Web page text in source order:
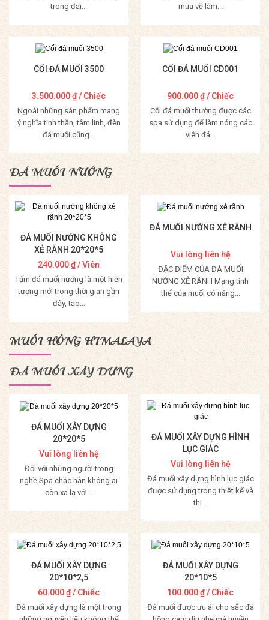
trong đại...
Mua Hàng
mua về làm...
Mua Hàng
CỐI ĐÁ MUỐI 3500
3.500.000₫/ Chiếc
Ngoài những sản phẩm mang
ý nghĩa tinh thần, tâm linh, đèn
đá muối cũng...
Mua Hàng
CỐI ĐÁ MUỐI CD001
900.000₫/ Chiếc
Cối đá muối thường được các
spa sử dụng để làm nóng các
viên đá...
Mua Hàng
ĐÁ MUỐI NƯỚNG
ĐÁ MUỐI NƯỚNG KHÔNG
XẺ RÃNH 20*20*5
240.000₫/ Viên
Tấm đá muối nướng là một hiện
tượng mới trong thời gian gần
đây, tạo...
Mua Hàng
ĐÁ MUỐI NƯỚNG XẺ RÃNH
Vui lòng liên hệ
ĐẶC ĐIỂM CỦA ĐÁ MUỐI
NƯỚNG XẺ RÃNH Mạng tinh
thể của muối có năng...
Mua Hàng
MUỐI HỒNG HIMALAYA
ĐÁ MUỐI XÂY DỰNG
ĐÁ MUỐI XÂY DỰNG
20*20*5
Vui lòng liên hệ
Đối với những người trong
nghề Spa chắc hẳn không ai
còn xa lạ với...
Mua Hàng
ĐÁ MUỐI XÂY DỰNG HÌNH
LỤC GIÁC
Vui lòng liên hệ
Đá muối xây dựng hình lục giác
được sử dụng trong thiết kế và
thi...
Mua Hàng
ĐÁ MUỐI XÂY DỰNG
20*10*2,5
60.000₫/ Chiếc
Đá muối xây dựng là một trong
ĐÁ MUỐI XÂY DỰNG
20*10*5
100.000₫/ Chiếc
Đá muối được ưu ái cho sắc đá